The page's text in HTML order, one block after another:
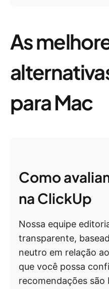
As
para Mac
Como
na ClickUp
Nossa equipe
transparente,
neutro em relação
que você possa
recomendações são